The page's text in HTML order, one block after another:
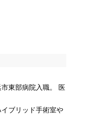
東部病院入職。 医
ブリッド手術室や